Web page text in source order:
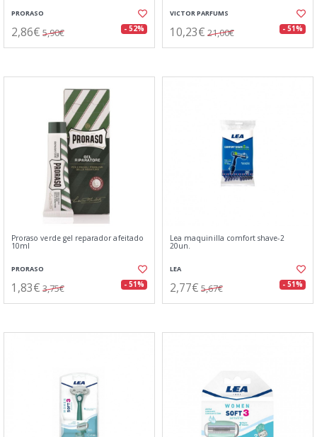
PRORASO
2,86€ 5,90€ - 52%
VICTOR PARFUMS
10,23€ 21,00€ - 51%
Proraso verde gel reparador afeitado
10ml
PRORASO
1,83€ 3,75€ - 51%
Lea maquinilla comfort shave-2
20un.
LEA
2,77€ 5,67€ - 51%